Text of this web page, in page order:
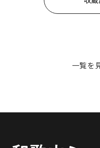
一覧を